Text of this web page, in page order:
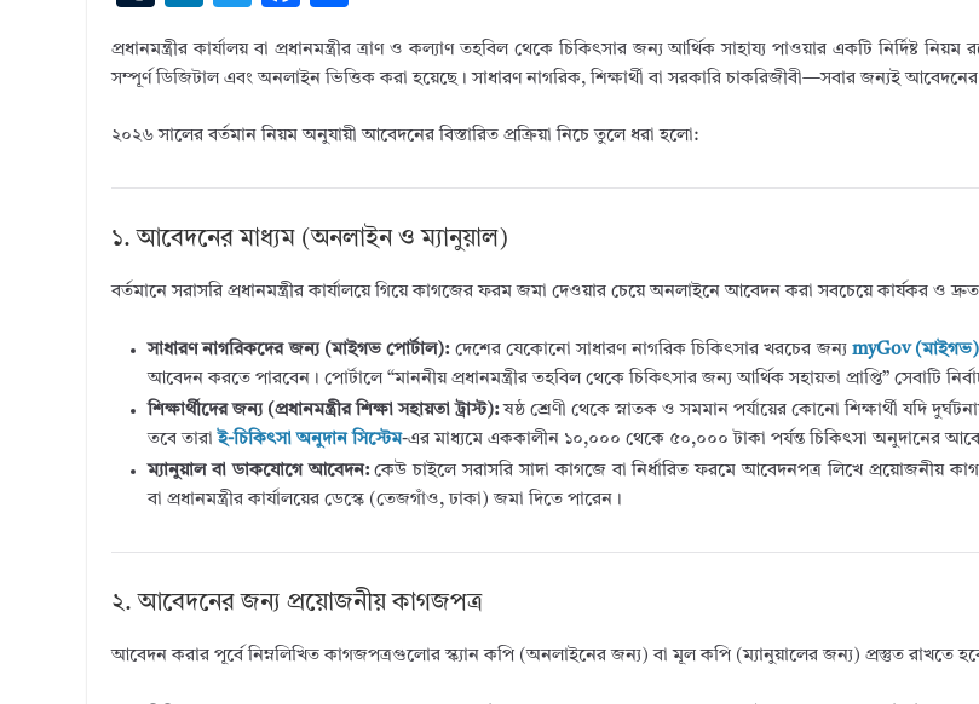
m
r
k
dI
n
it
r
e
o
o
k
ar
প্রধানমন্ত্রীর কার্যালয় বা প্রধানমন্ত্রীর ত্রাণ ও কল্যাণ তহবিল থেকে চিকিৎসার জন্য আর্থিক সাহায্য পাওয়ার একটি নির্দিষ্ট নিয়ম
সম্পূর্ণ ডিজিটাল এবং অনলাইন ভিত্তিক করা হয়েছে। সাধারণ নাগরিক, শিক্ষার্থী বা সরকারি চাকরিজীবী—সবার জন্যই আবেদনের
২০২৬ সালের বর্তমান নিয়ম অনুযায়ী আবেদনের বিস্তারিত প্রক্রিয়া নিচে তুলে ধরা হলো:
১. আবেদনের মাধ্যম (অনলাইন ও ম্যানুয়াল)
বর্তমানে সরাসরি প্রধানমন্ত্রীর কার্যালয়ে গিয়ে কাগজের ফরম জমা দেওয়ার চেয়ে অনলাইনে আবেদন করা সবচেয়ে কার্যকর ও
সাধারণ নাগরিকদের জন্য (মাইগভ পোর্টাল):দেশের যেকোনো সাধারণ নাগরিক চিকিৎসার খরচের জন্য myGov (মাইগভ)
আবেদন করতে পারবেন। পোর্টালে “মাননীয় প্রধানমন্ত্রীর তহবিল থেকে চিকিৎসার জন্য আর্থিক সহায়তা প্রাপ্তি” সেবাটি
শিক্ষার্থীদের জন্য (প্রধানমন্ত্রীর শিক্ষা সহায়তা ট্রাস্ট):ষষ্ঠ শ্রেণী থেকে স্নাতক ও সমমান পর্যায়ের কোনো শিক্ষার্থী যদি
তবে তারাই-চিকিৎসা অনুদান সিস্টেম-এর মাধ্যমে এককালীন ১০,০০০ থেকে ৫০,০০০ টাকা পর্যন্ত চিকিৎসা অনুদানের
ম্যানুয়াল বা ডাকযোগে আবেদন:কেউ চাইলে সরাসরি সাদা কাগজে বা নির্ধারিত ফরমে আবেদনপত্র লিখে প্রয়োজনীয়
বা প্রধানমন্ত্রীর কার্যালয়ের ডেস্কে (তেজগাঁও, ঢাকা) জমা দিতে পারেন।
২. আবেদনের জন্য প্রয়োজনীয় কাগজপত্র
আবেদন করার পূর্বে নিম্নলিখিত কাগজপত্রগুলোর স্ক্যান কপি (অনলাইনের জন্য) বা মূল কপি (ম্যানুয়ালের জন্য) প্রস্তুত রাখতে